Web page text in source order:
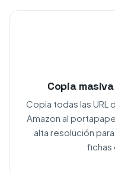
Copia
Copia todas las
Amazon al
alta resolución
fichas